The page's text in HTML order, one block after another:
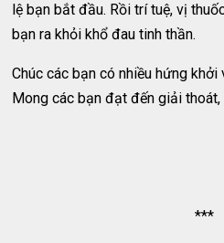
lệ bạn bắt đầu. Rồi trí tuệ, vị
bạn ra khỏi khổ đau tinh thần.
Chúc các bạn có nhiều hứng
Mong các bạn đạt đến giải
***